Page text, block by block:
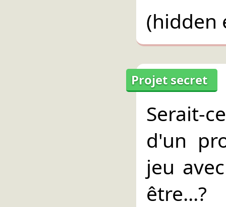
(hidden
Projet secret
Serait-
d'un
jeu
être...?